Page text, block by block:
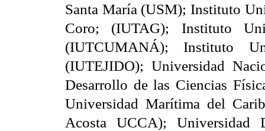
Santa María (USM); Instituto
Coro; (IUTAG); Instituto
(IUTCUMANÁ); Instituto
(IUTEJIDO); Universidad
Desarrollo de las Ciencias
Universidad Marítima del
Acosta UCCA); Universidad